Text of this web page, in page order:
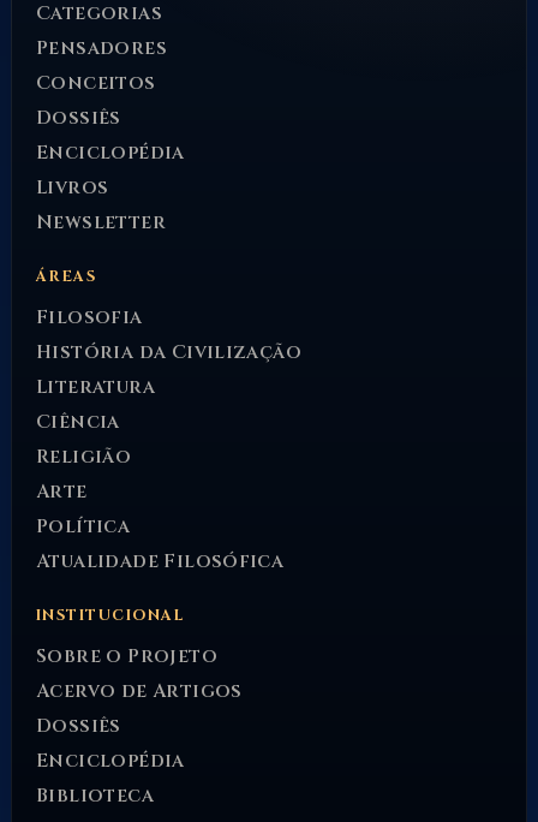
Categorias
Pensadores
Conceitos
Dossiês
Enciclopédia
Livros
Newsletter
ÁREAS
Filosofia
História da Civilização
Literatura
Ciência
Religião
Arte
Política
Atualidade Filosófica
INSTITUCIONAL
Sobre o Projeto
Acervo de Artigos
Dossiês
Enciclopédia
Biblioteca